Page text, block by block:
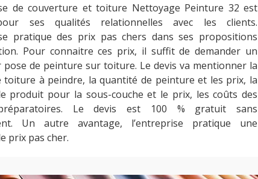
de couverture et toiture Nettoyage Peinture 32 est
ses qualités relationnelles avec les clients.
pratique des prix pas chers dans ses propositions
Pour connaitre ces prix, il suffit de demander un
pose de peinture sur toiture. Le devis va mentionner la
toiture à peindre, la quantité de peinture et les prix, la
produit pour la sous-couche et le prix, les coûts des
Le devis est 100 % gratuit sans
Un autre avantage, l’entreprise pratique une
prix pas cher.